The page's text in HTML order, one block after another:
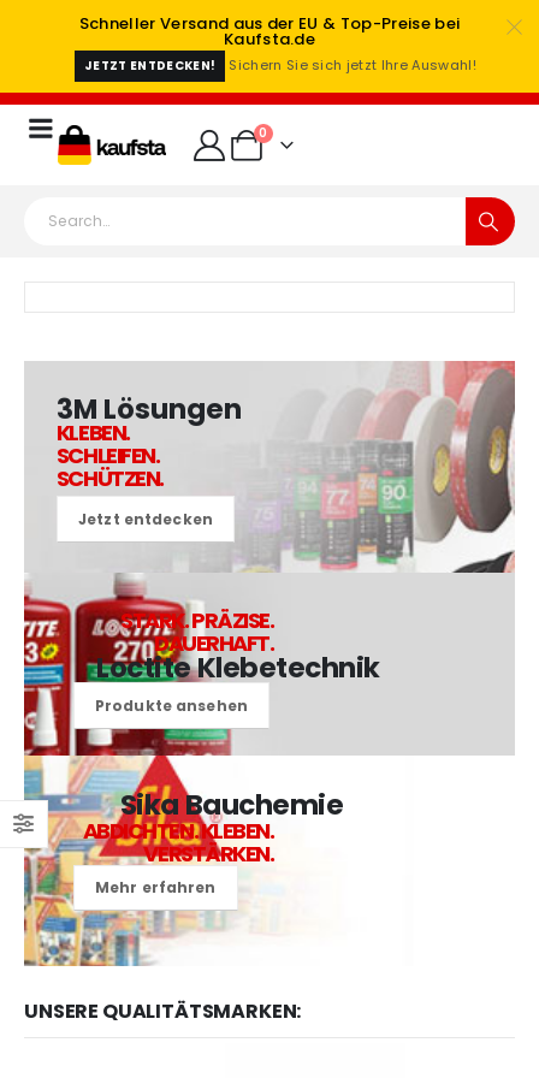
Schneller Versand aus der EU & Top-Preise bei
Kaufsta.de
JETZT ENTDECKEN! Sichern Sie sich jetzt Ihre Auswahl!
0
3M Lösungen
KLEBEN.
SCHLEIFEN.
SCHÜTZEN.
Jetzt entdecken
STARK. PRÄZISE.
DAUERHAFT.
Loctite Klebetechnik
Produkte ansehen
Sika Bauchemie
ABDICHTEN. KLEBEN.
VERSTÄRKEN.
Mehr erfahren
UNSERE QUALITÄTSMARKEN: